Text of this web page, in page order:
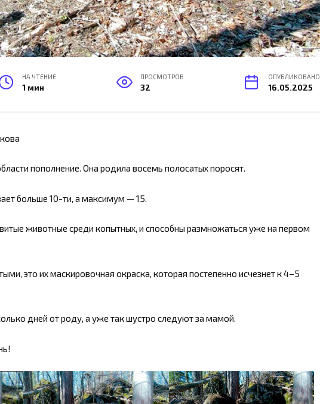
НА ЧТЕНИЕ
1 мин
ПРОСМОТРОВ
32
ОПУБЛИКОВАНО
16.05.2025
пополнение. Она родила восемь полосатых поросят.
больше 10-ти, а максимум — 15.
животные среди копытных, и способны размножаться уже на первом
это их маскировочная окраска, которая постепенно исчезнет к 4–5
дней от роду, а уже так шустро следуют за мамой.